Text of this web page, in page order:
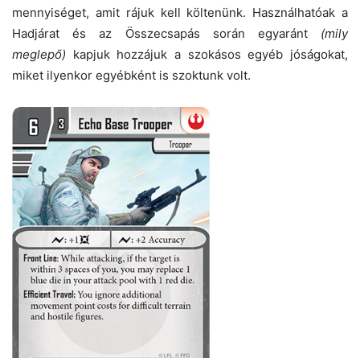
mennyiséget, amit rájuk kell költenünk. Használhatóak a
Hadjárat és az Összecsapás során egyaránt (mily
meglepő) kapjuk hozzájuk a szokásos egyéb jóságokat,
miket ilyenkor egyébként is szoktunk volt.